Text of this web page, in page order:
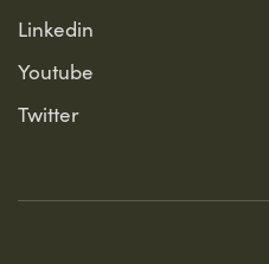
Linkedin
Youtube
Twitter